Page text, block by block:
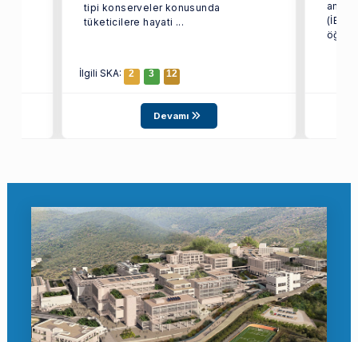
tipi konserveler konusunda
tüketicilere hayati ...
İlgili SKA: 2 3 12
Devamı
(İEÜ)